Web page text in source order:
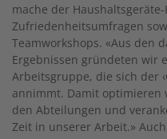
mache der
Zufriedenheitsumfragen
Teamworkshops. «Aus den
Ergebnissen gründeten wir
Arbeitsgruppe, die sich der
annimmt. Damit optimieren
den Abteilungen und
Zeit in unserer Arbeit.»